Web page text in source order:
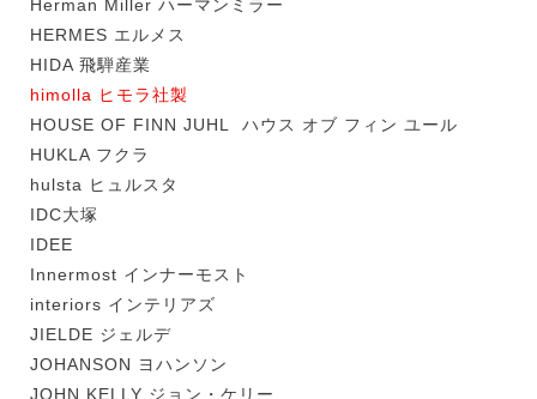
Herman Miller ハーマンミラー
HERMES エルメス
HIDA 飛騨産業
himolla ヒモラ社製
HOUSE OF FINN JUHL ハウス オブ フィン ユール
HUKLA フクラ
hulsta ヒュルスタ
IDC大塚
IDEE
Innermost インナーモスト
interiors インテリアズ
JIELDE ジェルデ
JOHANSON ヨハンソン
JOHN KELLY ジョン・ケリー